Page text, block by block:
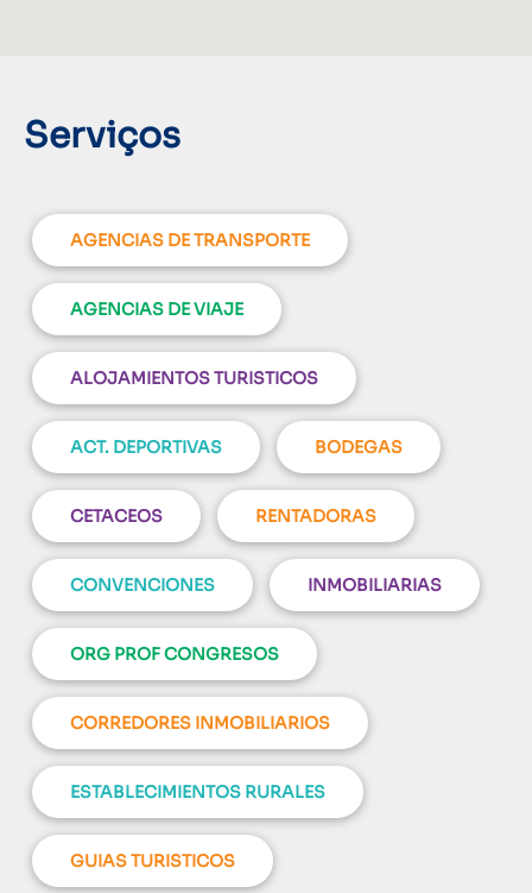
Serviços
AGENCIAS DE TRANSPORTE
AGENCIAS DE VIAJE
ALOJAMIENTOS TURISTICOS
ACT. DEPORTIVAS BODEGAS
CETACEOS RENTADORAS
CONVENCIONES INMOBILIARIAS
ORG PROF CONGRESOS
CORREDORES INMOBILIARIOS
ESTABLECIMIENTOS RURALES
GUIAS TURISTICOS